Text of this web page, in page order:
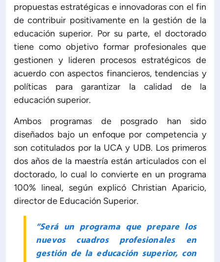
de Administración y Finanzas
Profesional e Internacionalización
Calidad Académica
Políticas institucionales
Acreditaciones
Boletín de noticias
Línea de tiempo
propuestas estratégicas e innovadoras con el fin
de contribuir positivamente en la gestión de la
educación superior. Por su parte, el doctorado
tiene como objetivo formar profesionales que
gestionen y lideren procesos estratégicos de
acuerdo con aspectos financieros, tendencias y
políticas para garantizar la calidad de la
educación superior.
Ambos programas de posgrado han sido
diseñados bajo un enfoque por competencia y
son cotitulados por la UCA y UDB. Los primeros
dos años de la maestría están articulados con el
doctorado, lo cual lo convierte en un programa
100% lineal, según explicó Christian Aparicio,
director de Educación Superior.
“Será un programa que prepare los
nuevos cuadros profesionales en
gestión de la educación superior, con